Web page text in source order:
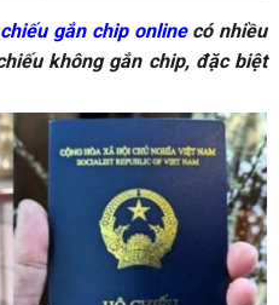
gắn chip online có nhiều
không gắn chip, đặc biệt